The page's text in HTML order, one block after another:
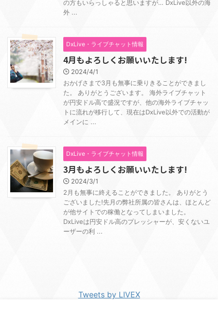
の方もいらっしゃると思いますが… DxLive以外の海
外 ...
DxLive・ライブチャット情報
4月もよろしくお願いいたします!
2024/4/1
おかげさまで3月も無事に乗りきることができまし
た。 ありがとうございます。 海外ライブチャット
が円安ドル高で盛況ですが、他の海外ライブチャッ
トに流れが移行して、現在はDxLive以外での活動が
メインに ...
DxLive・ライブチャット情報
3月もよろしくお願いいたします!
2024/3/1
2月も無事に終えることができました。 ありがとう
ございました!先月の弊社所属の皆さんは、ほとんど
が他サイトでの稼働となってしまいました。
DxLiveは円安ドル高のプレッシャーが、安くないユ
ーザーの利 ...
Tweets by LIVEX